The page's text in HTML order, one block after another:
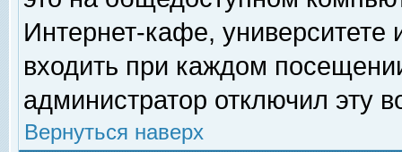
Интернет-кафе, университете
входить при каждом
администратор отключил эту
Вернуться наверх